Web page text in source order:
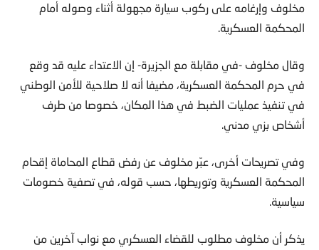
مخلوف وإرغامه على ركوب سيارة مجهولة أثناء وصوله أمام
المحكمة العسكرية.
وقال مخلوف -في مقابلة مع الجزيرة- إن الاعتداء عليه قد وقع
في حرم المحكمة العسكرية، مضيفا أنه لا صلاحية للأمن الوطني
في تنفيذ عمليات الضبط في هذا المكان، خصوصا من طرف
أشخاص بزي مدني.
وفي تصريحات أخرى، عبّر مخلوف عن رفض قطاع المحاماة إقحام
المحكمة العسكرية وتوريطها، حسب قوله، في تصفية خصومات
سياسية.
يذكر أن مخلوف مطلوب للقضاء العسكري مع نواب آخرين من